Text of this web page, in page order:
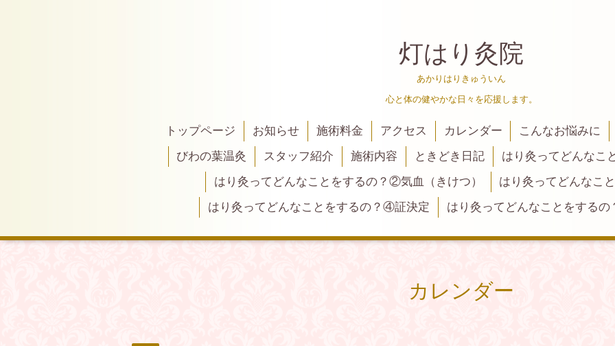
灯はり灸院
あかりはりきゅういん
心と体の健やかな日々を応援します。
トップページ お知らせ 施術料金 アクセス カレンダー
こんなお悩みに
びわの葉温灸
スタッフ紹介 施術内容 ときどき日記
はり灸ってどんなこ
はり灸ってどんなことをするの？②気血（きけつ）
はり灸ってどんなこ
はり灸ってどんなことをするの？④証決定
はり灸ってどんなことをする
カレンダー